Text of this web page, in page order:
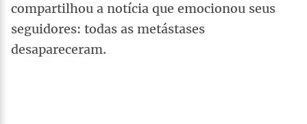
compartilhou a notícia que emocionou seus
seguidores: todas as metástases
desapareceram.